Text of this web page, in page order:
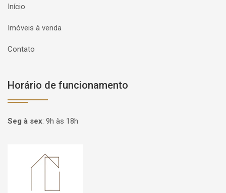
Início
Imóveis à venda
Contato
Horário de funcionamento
Seg à sex: 9h às 18h
Página inicial